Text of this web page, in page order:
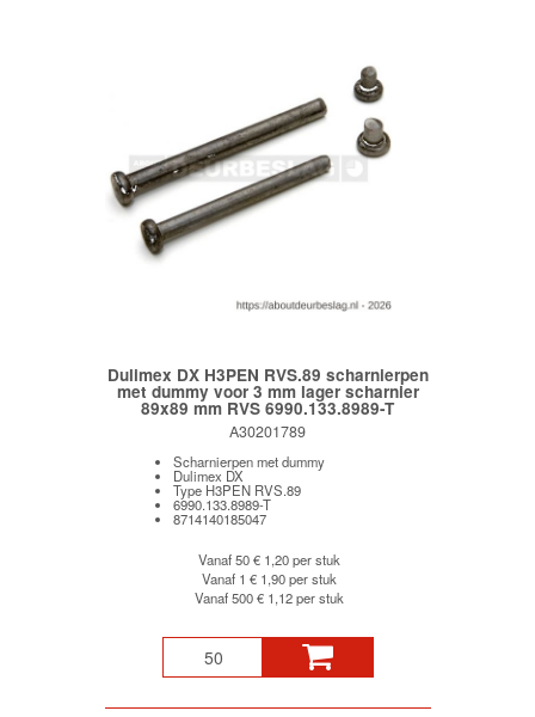
Dulimex DX H3PEN RVS.89 scharnierpen
met dummy voor 3 mm lager scharnier
89x89 mm RVS 6990.133.8989-T
A30201789
Scharnierpen met dummy
Dulimex DX
Type H3PEN RVS.89
6990.133.8989-T
8714140185047
Vanaf 50€ 1,20 per stuk
Vanaf 1 € 1,90 per stuk
Vanaf 500€ 1,12 per stuk